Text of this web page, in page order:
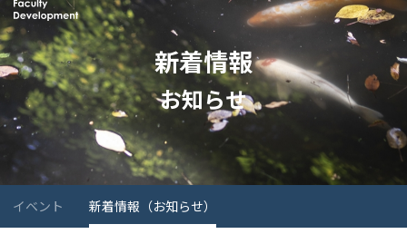
新着情報
お知らせ
イベント 新着情報（お知らせ）